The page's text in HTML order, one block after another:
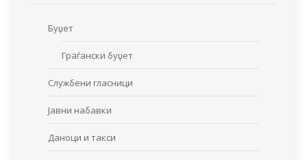
Буџет
Граѓански буџет
Службени гласници
Јавни набавки
Даноци и такси